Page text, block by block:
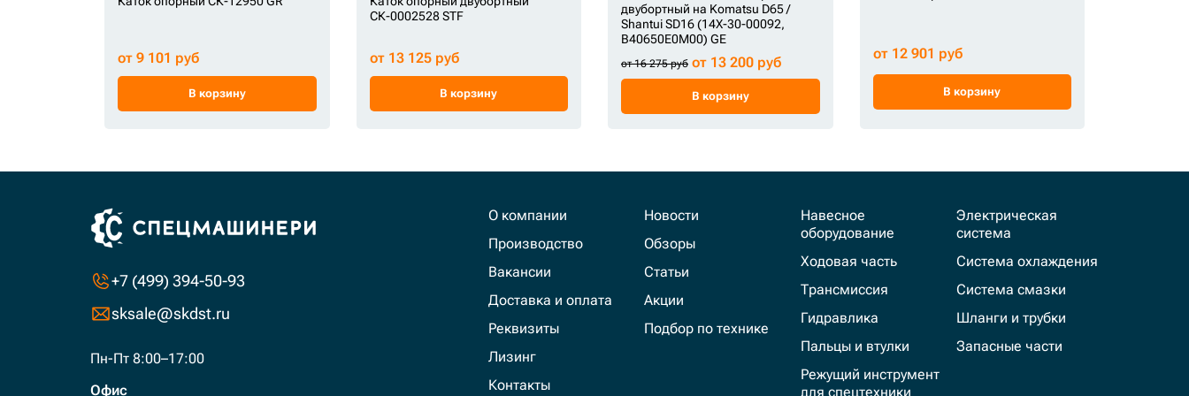
от 9 101 руб
В корзину
СК-0002528 STF
от 13 125 руб
В корзину
двубортный на Komatsu D65 /
Shantui SD16 (14X-30-00092,
B40650E0M00) GE
от 16 275 руб от 13 200 руб
В корзину
от 12 901 руб
В корзину
+7 (499) 394-50-93
sksale@skdst.ru
Пн-Пт 8:00–17:00
Офис
О компании
Производство
Вакансии
Доставка и оплата
Реквизиты
Лизинг
Контакты
Новости
Обзоры
Статьи
Акции
Подбор по технике
Навесное
оборудование
Ходовая часть
Трансмиссия
Гидравлика
Пальцы и втулки
Режущий инструмент
для спецтехники
Электрическая
система
Система охлаждения
Система смазки
Шланги и трубки
Запасные части